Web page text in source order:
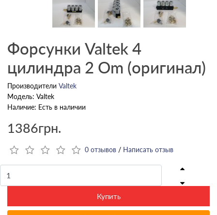
Форсунки Valtek 4
цилиндра 2 Om (оригинал)
Производители Valtek
Модель: Valtek
Наличие: Есть в наличии
1386грн.
0 отзывов / Написать отзыв
Купить